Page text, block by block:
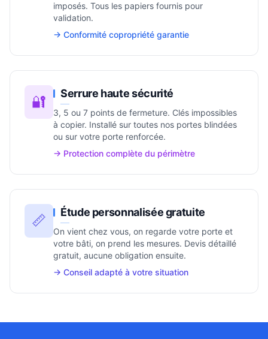
imposés. Tous les papiers fournis pour
validation.
→ Conformité copropriété garantie
🔐 Serrure haute sécurité
3, 5 ou 7 points de fermeture. Clés impossibles
à copier. Installé sur toutes nos portes blindées
ou sur votre porte renforcée.
→ Protection complète du périmètre
📏 Étude personnalisée gratuite
On vient chez vous, on regarde votre porte et
votre bâti, on prend les mesures. Devis détaillé
gratuit, aucune obligation ensuite.
→ Conseil adapté à votre situation